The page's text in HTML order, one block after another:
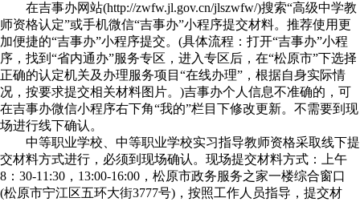
在吉事办网站(http://zwfw.jl.gov.cn/jlszwfw/)搜索“高级中学教
师资格认定”或手机微信“吉事办”小程序提交材料。推荐使用更
加便捷的“吉事办”小程序提交。(具体流程：打开“吉事办”小程
序，找到“省内通办”服务专区，进入专区后，在“松原市”下选择
正确的认定机关及办理服务项目“在线办理”，根据自身实际情
况，按要求提交相关材料图片。)吉事办个人信息不准确的，可
在吉事办微信小程序右下角“我的”栏目下修改更新。不需要到现
场进行线下确认。
中等职业学校、中等职业学校实习指导教师资格采取线下提
交材料方式进行，必须到现场确认。现场提交材料方式：上午
8：30-11:30，13:00-16:00，松原市政务服务之家一楼综合窗口
(松原市宁江区五环大街3777号)，按照工作人员指导，提交材